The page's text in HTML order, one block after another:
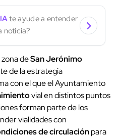
te ayude a entender
noticia?
zona deSan Jerónimo
de la estrategia
con el que el Ayuntamiento
vial en distintos puntos
forman parte de los
vialidades con
de circulaciónpara